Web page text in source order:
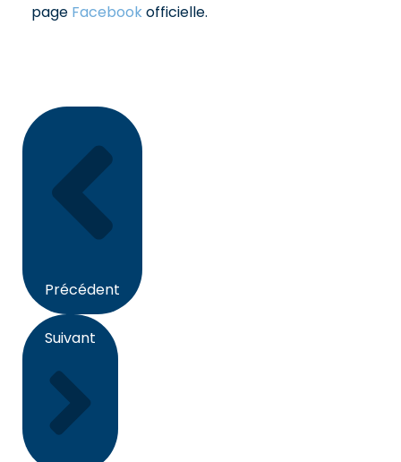
page Facebookofficielle.
Précédent
Précédent
Suivant
Suivant